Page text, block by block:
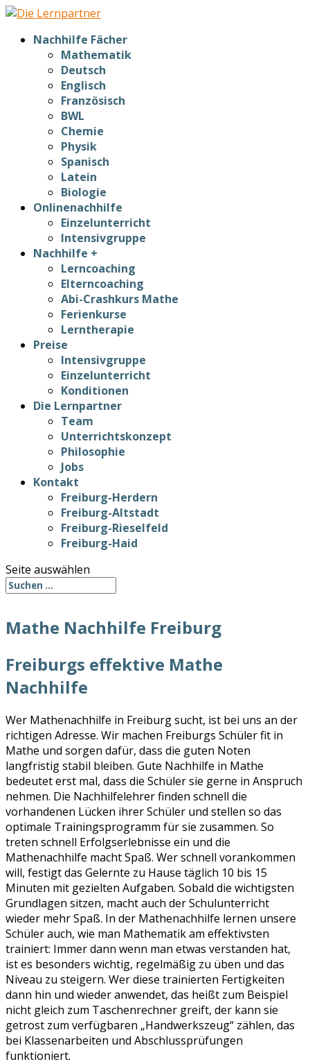
Nachhilfe Fächer
Mathematik
Deutsch
Englisch
Französisch
BWL
Chemie
Physik
Spanisch
Latein
Biologie
Onlinenachhilfe
Einzelunterricht
Intensivgruppe
Nachhilfe +
Lerncoaching
Elterncoaching
Abi-Crashkurs Mathe
Ferienkurse
Lerntherapie
Preise
Intensivgruppe
Einzelunterricht
Konditionen
Die Lernpartner
Team
Unterrichtskonzept
Philosophie
Jobs
Kontakt
Freiburg-Herdern
Freiburg-Altstadt
Freiburg-Rieselfeld
Freiburg-Haid
Seite auswählen
Mathe Nachhilfe Freiburg
Freiburgs effektive Mathe
Nachhilfe
Wer Mathenachhilfe in Freiburg sucht, ist bei uns an der
richtigen Adresse. Wir machen Freiburgs Schüler fit in
Mathe und sorgen dafür, dass die guten Noten
langfristig stabil bleiben. Gute Nachhilfe in Mathe
bedeutet erst mal, dass die Schüler sie gerne in Anspruch
nehmen. Die Nachhilfelehrer finden schnell die
vorhandenen Lücken ihrer Schüler und stellen so das
optimale Trainingsprogramm für sie zusammen. So
treten schnell Erfolgserlebnisse ein und die
Mathenachhilfe macht Spaß. Wer schnell vorankommen
will, festigt das Gelernte zu Hause täglich 10 bis 15
Minuten mit gezielten Aufgaben. Sobald die wichtigsten
Grundlagen sitzen, macht auch der Schulunterricht
wieder mehr Spaß. In der Mathenachhilfe lernen unsere
Schüler auch, wie man Mathematik am effektivsten
trainiert: Immer dann wenn man etwas verstanden hat,
ist es besonders wichtig, regelmäßig zu üben und das
Niveau zu steigern. Wer diese trainierten Fertigkeiten
dann hin und wieder anwendet, das heißt zum Beispiel
nicht gleich zum Taschenrechner greift, der kann sie
getrost zum verfügbaren „Handwerkszeug“ zählen, das
bei Klassenarbeiten und Abschlussprüfungen
funktioniert.